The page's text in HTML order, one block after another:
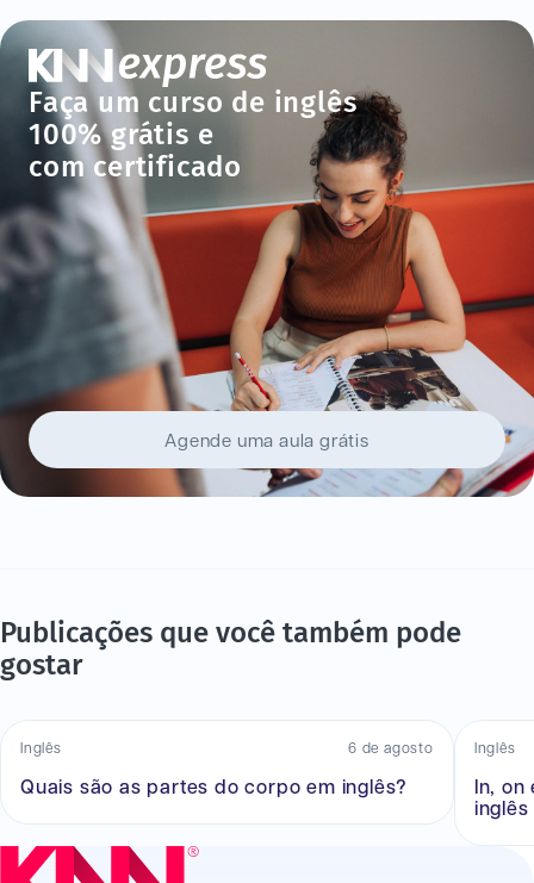
Faça um curso de inglês
100% grátis e
com certificado
Agende uma aula grátis
Publicações que você também pode
gostar
Inglês 6 de agosto
Quais são as partes do corpo em inglês?
Inglês
In,
inglês